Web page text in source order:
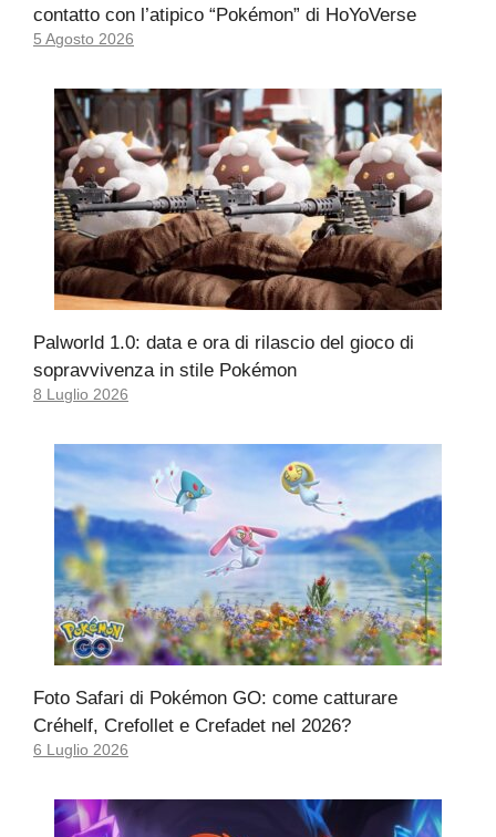
contatto con l’atipico “Pokémon” di HoYoVerse
5 Agosto 2026
Palworld 1.0: data e ora di rilascio del gioco di
sopravvivenza in stile Pokémon
8 Luglio 2026
Foto Safari di Pokémon GO: come catturare
Créhelf, Crefollet e Crefadet nel 2026?
6 Luglio 2026